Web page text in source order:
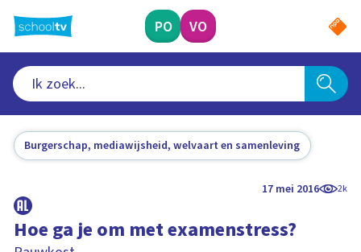
naar
hoofdinhoud
PO VO
Burgerschap, mediawijsheid, welvaart en samenleving
17 mei 2016 2k
Hoe ga je om met examenstress?